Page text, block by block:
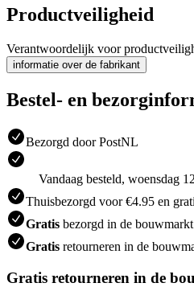
Productveiligheid
Verantwoordelijk voor
informatie over de fabrikant
Bestel- en
Bezorgd door PostNL
Vandaag besteld, woensdag
Thuisbezorgd voor €4.95 en
Gratis bezorgd in de bouwmarkt
Gratis retourneren in de
Gratis retourneren in de